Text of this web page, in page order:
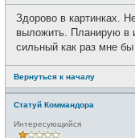
Здорово в картинках.
выложить. Планирую в
сильный как раз мне бы
Вернуться к началу
Статуй Коммандора
Интересующийся